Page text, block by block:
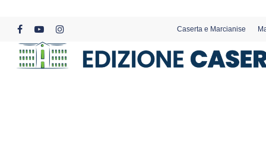
content
facebookyoutubeinstagram
Caserta e Marcianise